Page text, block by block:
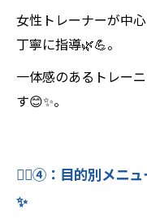
女性トレーナーが中
丁寧に指導🌿💪。
一体感のあるトレー
す😊✨。
🧘‍♀️④：目的別メニュ
✨